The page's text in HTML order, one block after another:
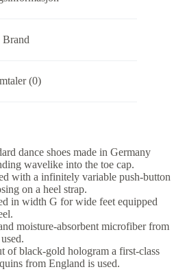
Brand
(0)
dance shoes made in Germany
wavelike into the toe cap.
with a infinitely variable push-button
on a heel strap.
in width G for wide feet equipped
moisture-absorbent microfiber from
of black-gold hologram a first-class
from England is used.